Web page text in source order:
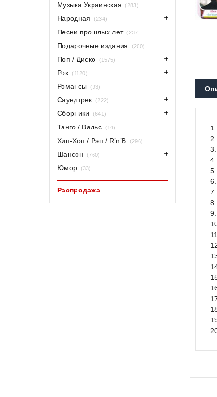
Музыка Украинская (283)
Народная (234)
Песни прошлых лет (237)
Подарочные издания (200)
Поп / Диско (1575)
Рок (1120)
Романсы (93)
Саундтрек (222)
Сборники (641)
Танго / Вальс (14)
Хип-Хоп / Рэп / R’n’B (296)
Шансон (760)
Юмор (33)
Распродажа